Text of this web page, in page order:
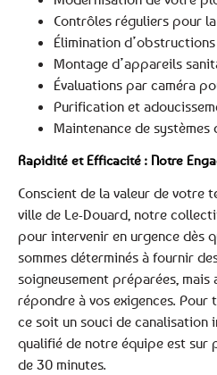
Contrôles réguliers pour
Élimination
Montage d’appareils
Évaluations par caméra
Purification et
Maintenance de systèmes
Rapidité et Efficacité : Notre
Conscient de la valeur de votre
ville de Le-Douard, notre
pour intervenir en urgence dès
sommes déterminés à fournir
soigneusement préparées, mais
répondre à vos exigences.
ce soit un souci de canalisation
qualifié de notre équipe est sur
de 30 minutes.